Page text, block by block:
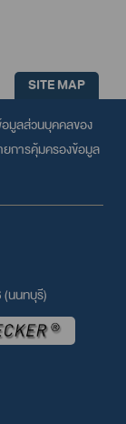
SITE MAP
มูลส่วนบุคคลของ
ยการคุ้มครองข้อมูล
นนทบุรี)